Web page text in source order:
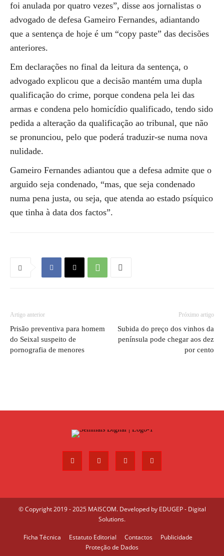
foi anulada por quatro vezes”, disse aos jornalistas o
advogado de defesa Gameiro Fernandes, adiantando
que a sentença de hoje é um “copy paste” das decisões
anteriores.
Em declarações no final da leitura da sentença, o
advogado explicou que a decisão mantém uma dupla
qualificação do crime, porque condena pela lei das
armas e condena pelo homicídio qualificado, tendo sido
pedida a alteração da qualificação ao tribunal, que não
se pronunciou, pelo que poderá traduzir-se numa nova
nulidade.
Gameiro Fernandes adiantou que a defesa admite que o
arguido seja condenado, “mas, que seja condenado
numa pena justa, ou seja, que atenda ao estado psíquico
que tinha à data dos factos”.
Artigo anterior
Prisão preventiva para homem
do Seixal suspeito de
pornografia de menores
Próximo artigo
Subida do preço dos vinhos da
península pode chegar aos dez
por cento
© Copyright 2019 - 2025 MAISCOM. Developed by EDUGEP - Digital
Solutions.
Ficha Técnica Estatuto Editorial Contactos
Publicidade
Proteção de Dados